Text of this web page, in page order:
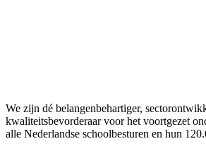
We zijn dé belangenbehartiger,
kwaliteitsbevorderaar voor het voortgezet
alle Nederlandse schoolbesturen en hun